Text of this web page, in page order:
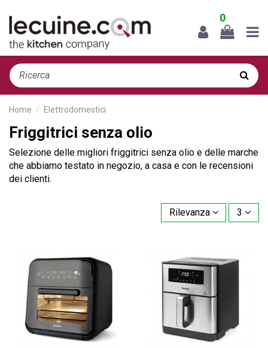
0
Home Elettrodomestici
Friggitrici senza olio
Selezione delle migliori friggitrici senza olio e delle marche
che abbiamo testato in negozio, a casa e con le recensioni
dei clienti.
Rilevanza 3